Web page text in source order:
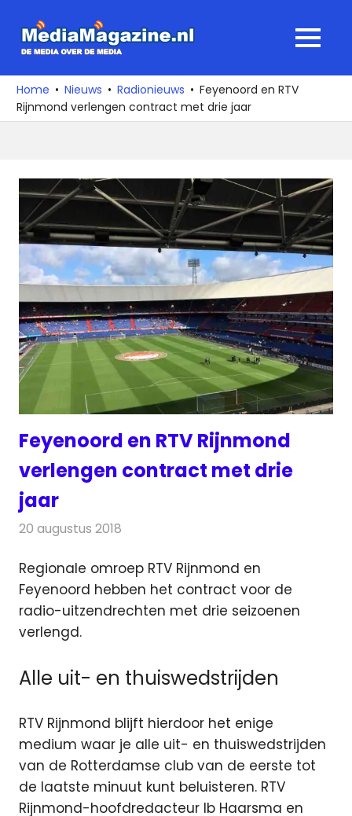
naar
media
over
de
MENU
Home Nieuws Radionieuws
Feyenoord en RTV
Rijnmond verlengen contract met drie jaar
Feyenoord en RTV Rijnmond
verlengen contract met drie
jaar
20 augustus 2018
Regionale omroep RTV Rijnmond en
Feyenoord hebben het contract voor de
radio-uitzendrechten met drie seizoenen
verlengd.
Alle uit- en thuiswedstrijden
RTV Rijnmond blijft hierdoor het enige
medium waar je alle uit- en thuiswedstrijden
van de Rotterdamse club van de eerste tot
de laatste minuut kunt beluisteren. RTV
Rijnmond-hoofdredacteur Ib Haarsma en